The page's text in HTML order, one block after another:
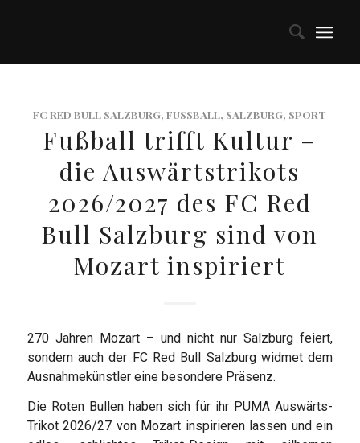
FC RED BULL SALZBURG,FUSSBALL, SALZBURG, SPORT
Fußball trifft Kultur –
die Auswärtstrikots
2026/2027 des FC Red
Bull Salzburg sind von
Mozart inspiriert
270 Jahren Mozart – und nicht nur Salzburg feiert,
sondern auch der FC Red Bull Salzburg widmet dem
Ausnahmekünstler eine besondere Präsenz.
Die Roten Bullen haben sich für ihr PUMA Auswärts-
Trikot 2026/27 von Mozart inspirieren lassen und ein